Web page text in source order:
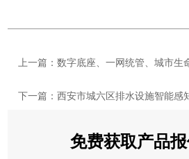
上一篇：数字底座、一网统管、城市生
下一篇：西安市城六区排水设施智能感
免费获取产品